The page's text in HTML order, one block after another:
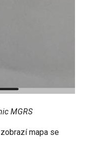
MGRS
mapa se